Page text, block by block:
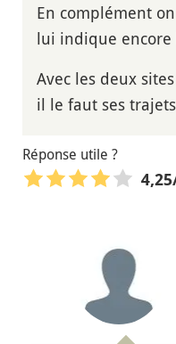
En complément
lui indique encore
Avec les deux
il le faut ses
Réponse utile ?
4,25